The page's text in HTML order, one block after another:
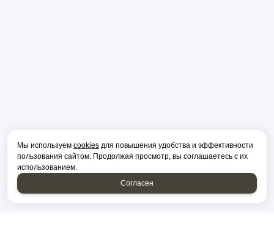
Мы используем cookies для повышения удобства и эффективности
пользования сайтом. Продолжая просмотр, вы соглашаетесь с их
использованием.
Согласен